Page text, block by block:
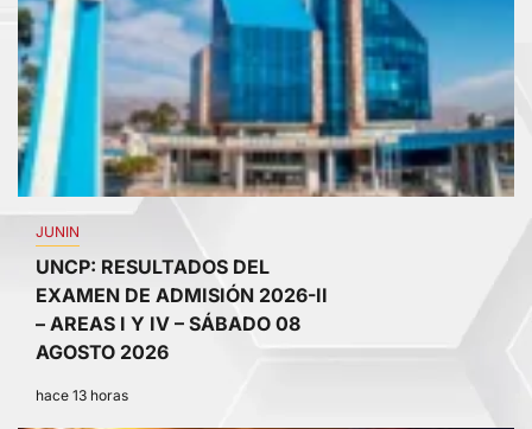
JUNIN
UNCP: RESULTADOS DEL
EXAMEN DE ADMISIÓN 2026-II
– AREAS I Y IV – SÁBADO 08
AGOSTO 2026
hace 13 horas